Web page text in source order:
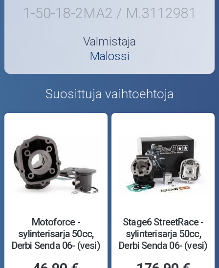
1-50-18-2MA2 / M.3112981
Valmistaja
Malossi
Suosittuja vaihtoehtoja
Motoforce -
sylinterisarja 50cc,
Derbi Senda 06- (vesi)
Stage6 StreetRace -
sylinterisarja 50cc,
Derbi Senda 06- (vesi)